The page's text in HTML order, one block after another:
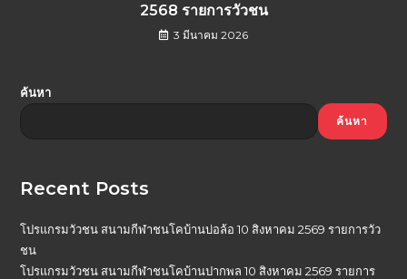
2568 รายการวัวชน
3 มีนาคม 2026
ค้นหา
ค้นหา
Recent Posts
โปรแกรมวัวชน สนามกีฬาชนโคบ้านบ่อล้อ 10 สิงหาคม 2569 รายการวัว
ชน
โปรแกรมวัวชน สนามกีฬาชนโคบ้านปากพล 10 สิงหาคม 2569 รายการ